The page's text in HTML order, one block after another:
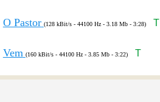
O Pastor (128 kBit/s - 44100 Hz - 3.18 Mb - 3:28) T
Vem (160 kBit/s - 44100 Hz - 3.85 Mb - 3:22) T